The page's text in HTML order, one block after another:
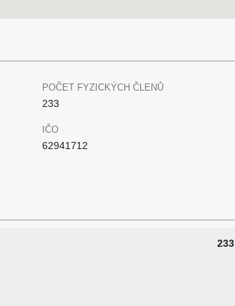
POČET FYZICKÝCH ČLENŮ
233
IČO
62941712
233